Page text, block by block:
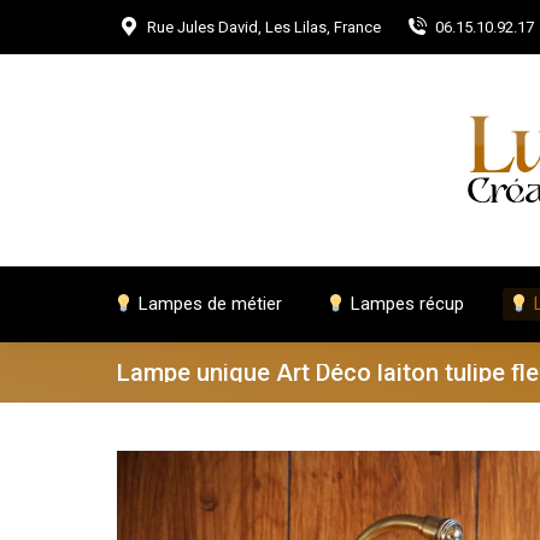
Rue Jules David, Les Lilas, France 06.15.10.92.17
Lampes de métier Lampes récup
Lampe unique Art Déco laiton tulipe